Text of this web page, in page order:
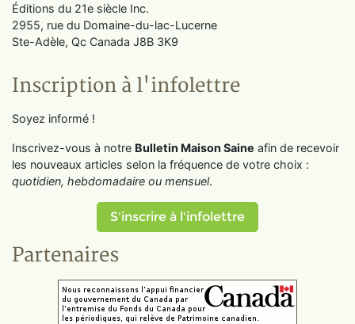
Éditions du 21e siècle Inc.
2955, rue du Domaine-du-lac-Lucerne
Ste-Adèle, Qc Canada J8B 3K9
Inscription à l'infolettre
Soyez informé !
Inscrivez-vous à notre Bulletin Maison Saine afin de recevoir
les nouveaux articles selon la fréquence de votre choix :
quotidien, hebdomadaire ou mensuel.
S'inscrire à l'infolettre
Partenaires